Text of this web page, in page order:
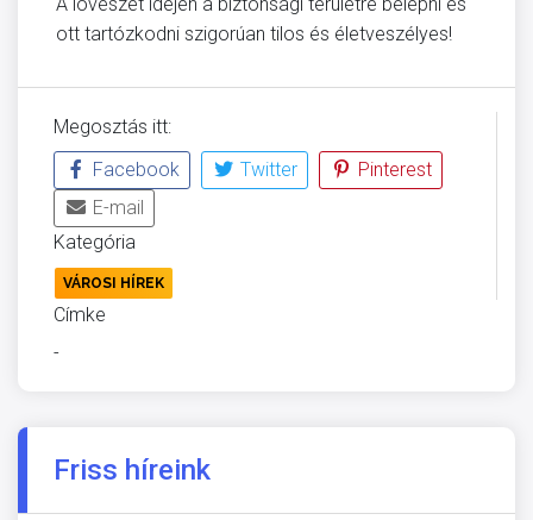
ott tartózkodni szigorúan tilos és életveszélyes!
Megosztás itt:
Facebook
Twitter
Pinterest
E-mail
Kategória
VÁROSI HÍREK
Címke
-
Friss híreink